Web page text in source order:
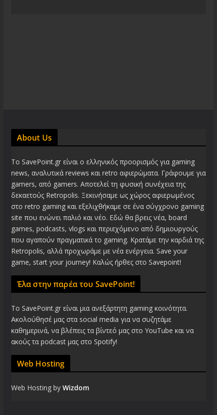
About Us
Το SavePoint.gr είναι ο ελληνικός προορισμός για gaming
news, αναλυτικά reviews και retro αφιερώματα. Γράφουμε για
gamers, από gamers. Αποτελεί τη φυσική συνέχεια της
δεκαετούς Retropolis. Ξεκινήσαμε ως χώρος αφιερωμένος
στο retro gaming και εξελιχθήκαμε σε ένα σύγχρονο gaming
site που ενώνει παλιό και νέο. Εδώ θα βρεις νέα, board
games, podcasts, vlogs και περιεχόμενο από δημιουργούς
που αγαπούν πραγματικά το gaming. Κρατάμε την καρδιά της
Retropolis, αλλά προχωράμε με νέα ενέργεια. Save your
game, start your journey! Καλώς ήρθες στο Savepoint!
Έλα στην παρέα του SavePoint!
Το SavePoint.gr είναι μια ανεξάρτητη gaming κοινότητα.
Ακολούθησέ μας στα social media για να συζητάμε
καθημερινά, να βλέπεις τα βίντεό μας στο YouTube και να
ακούς τα podcast μας στο Spotify!
Web Hosting
Web Hosting by Wizdom